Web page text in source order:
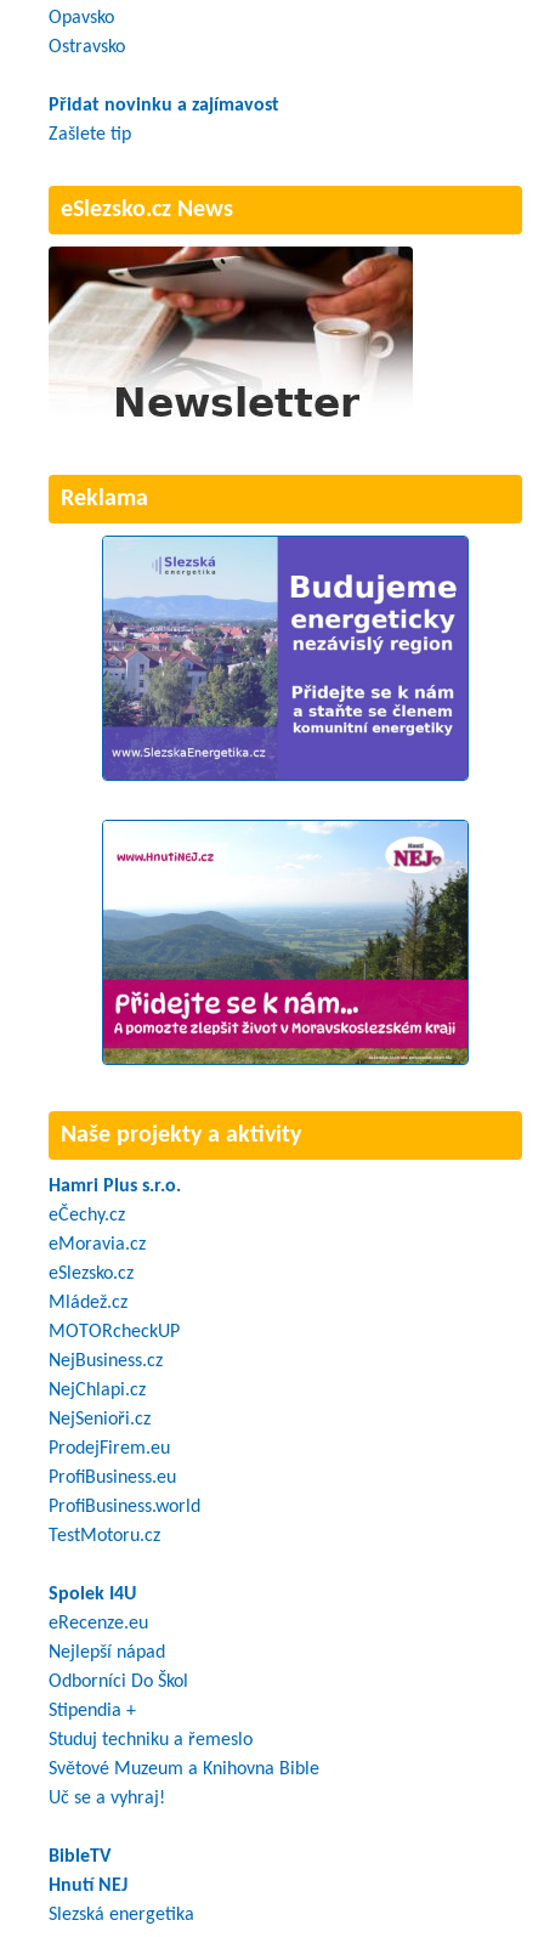
Opavsko
Ostravsko
Přidat novinku a zajímavost
Zašlete tip
eSlezsko.cz News
Reklama
Naše projekty a aktivity
Hamri Plus s.r.o.
eČechy.cz
eMoravia.cz
eSlezsko.cz
Mládež.cz
MOTORcheckUP
NejBusiness.cz
NejChlapi.cz
NejSenioři.cz
ProdejFirem.eu
ProfiBusiness.eu
ProfiBusiness.world
TestMotoru.cz
Spolek I4U
eRecenze.eu
Nejlepší nápad
Odborníci Do Škol
Stipendia +
Studuj techniku a řemeslo
Světové Muzeum a Knihovna Bible
Uč se a vyhraj!
BibleTV
Hnutí NEJ
Slezská energetika